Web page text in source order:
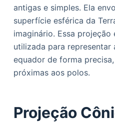
antigas e simples. Ela
superfície esférica da
imaginário. Essa projeção
utilizada para representar
equador de forma
próximas aos polos.
Projeção